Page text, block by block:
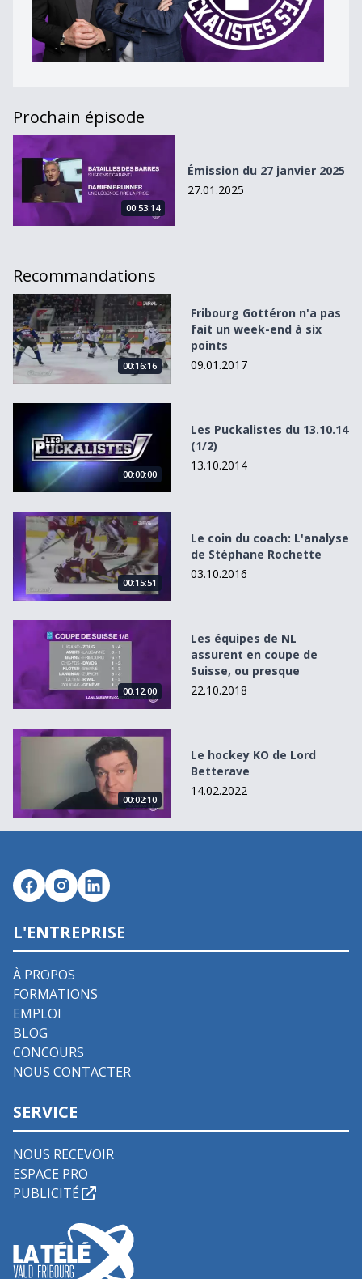
Prochain épisode
Émission du 27 janvier 2025
00:53:14
Émission du 27 janvier 2025
27.01.2025
Recommandations
Fribourg Gottéron n&#039;a pas fait un week-end à six
00:16:16
Fribourg Gottéron n'a pas
fait un week-end à six
points
09.01.2017
Les Puckalistes du 13.10.14 (1/2)
00:00:00
Les Puckalistes du 13.10.14
(1/2)
13.10.2014
Le coin du coach: L&#039;analyse de Stéphane Rochette
00:15:51
Le coin du coach: L'analyse
de Stéphane Rochette
03.10.2016
Les équipes de NL assurent en coupe de Suisse, ou
00:12:00
Les équipes de NL
assurent en coupe de
Suisse, ou presque
22.10.2018
Le hockey KO de Lord Betterave
00:02:10
Le hockey KO de Lord
Betterave
14.02.2022
L'ENTREPRISE
À PROPOS
FORMATIONS
EMPLOI
BLOG
CONCOURS
NOUS CONTACTER
SERVICE
NOUS RECEVOIR
ESPACE PRO
PUBLICITÉ